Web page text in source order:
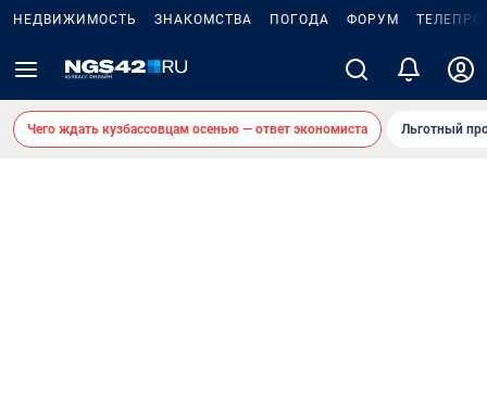
НЕДВИЖИМОСТЬ ЗНАКОМСТВА ПОГОДА ФОРУМ
Чего ждать кузбассовцам осенью — ответ экономиста Льготный